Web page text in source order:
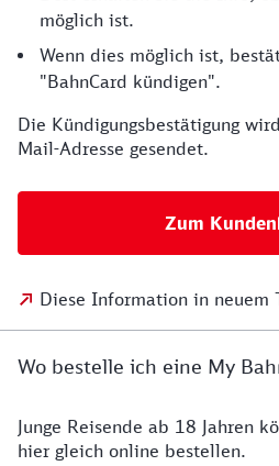
möglich ist.
Wenn dies möglich ist,
"BahnCard kündigen".
Die Kündigungsbestätigung
Mail-Adresse gesendet.
Zum
Diese Information in neuem
Wo bestelle ich eine My
Junge Reisende ab 18 Jahren
hier gleich online bestellen.